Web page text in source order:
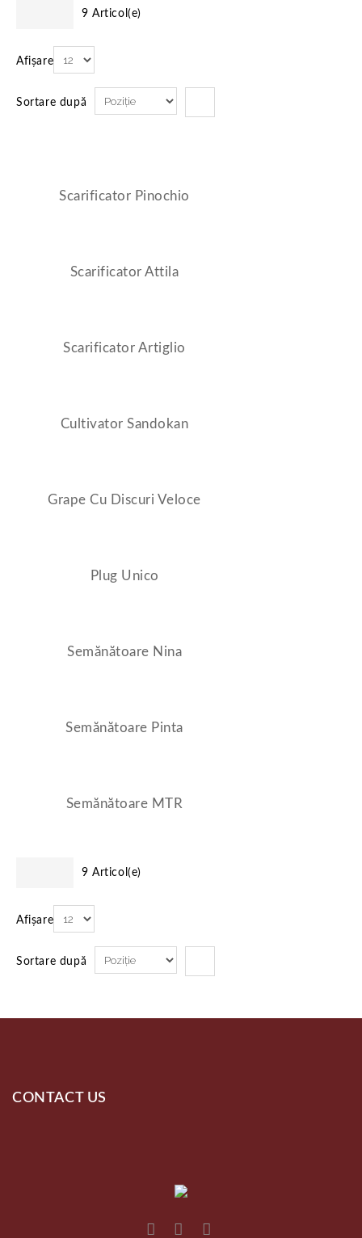
9 Articol(e)
Afișare
Sortare după
Scarificator Pinochio
Scarificator Attila
Scarificator Artiglio
Cultivator Sandokan
Grape Cu Discuri Veloce
Plug Unico
Semănătoare Nina
Semănătoare Pinta
Semănătoare MTR
9 Articol(e)
Afișare
Sortare după
CONTACT US